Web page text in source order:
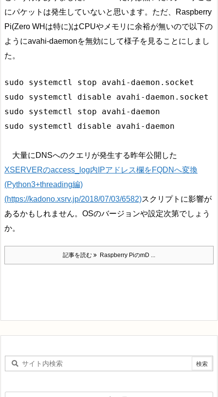
にパケットは発生していないと思います。ただ、Raspberry
Pi(Zero WHは特に)はCPUやメモリに余裕が無いので以下の
ようにavahi-daemonを無効にして様子を見ることにしまし
た。
sudo systemctl stop avahi-daemon.socket
sudo systemctl disable avahi-daemon.socket
sudo systemctl stop avahi-daemon
大量にDNSへのクエリが発生する昨年公開した
XSERVERのaccess_log内IPアドレス欄をFQDNへ変換
(Python3+threading編)
(https://kadono.xsrv.jp/2018/07/03/6582)スクリプトに影響が
あるかもしれません。OSのバージョンや設定次第でしょう
か。
記事を読む Raspberry PiのmD ...